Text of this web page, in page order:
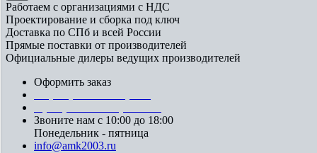
Работаем с организациями с НДС
Проектирование и сборка под ключ
Доставка по СПб и всей России
Прямые поставки от производителей
Официальные дилеры ведущих производителей
Оформить заказ
Звоните нам с 10:00 до 18:00
Понедельник - пятница
info@amk2003.ru